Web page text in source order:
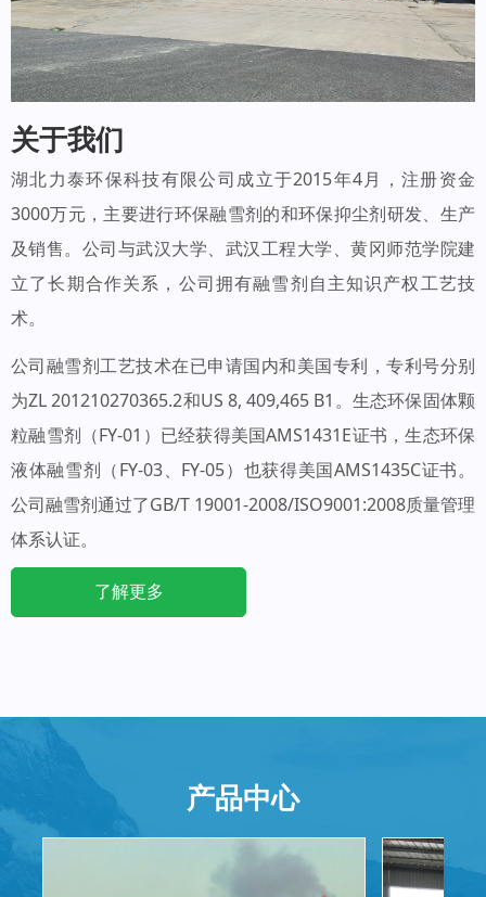
关于我们
湖北力泰环保科技有限公司成立于2015年4月，注册资金
3000万元，主要进行环保融雪剂的和环保抑尘剂研发、生产
及销售。公司与武汉大学、武汉工程大学、黄冈师范学院建
立了长期合作关系，公司拥有融雪剂自主知识产权工艺技
术。
公司融雪剂工艺技术在已申请国内和美国专利，专利号分别
为ZL 201210270365.2和US 8, 409,465 B1。生态环保固体颗
粒融雪剂（FY-01）已经获得美国AMS1431E证书，生态环保
液体融雪剂（FY-03、FY-05）也获得美国AMS1435C证书。
公司融雪剂通过了GB/T 19001-2008/ISO9001:2008质量管理
体系认证。
了解更多
产品中心